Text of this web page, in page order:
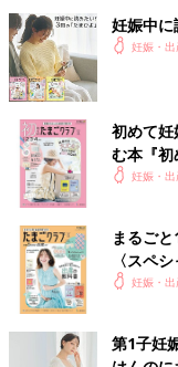
妊娠中に
妊娠・
初めて
む本『初
妊娠・
まるごと
〈スペ
妊娠・
第1子妊